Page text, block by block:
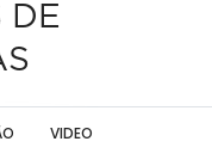
DE
VIDEO